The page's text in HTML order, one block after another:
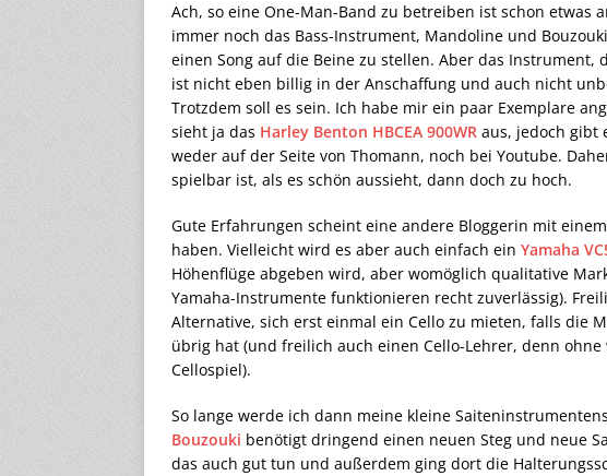
Ach, so eine One-Man-Band zu betreiben ist schon etwas
immer noch das Bass-Instrument, Mandoline und
einen Song auf die Beine zu stellen. Aber das Instrument,
ist nicht eben billig in der Anschaffung und auch nicht
Trotzdem soll es sein. Ich habe mir ein paar Exemplare
sieht ja das Harley Benton HBCEA 900WR aus, jedoch gibt
weder auf der Seite von Thomann, noch bei Youtube.
spielbar ist, als es schön aussieht, dann doch zu hoch.
Gute Erfahrungen scheint eine andere Bloggerin mit einem
haben. Vielleicht wird es aber auch einfach ein Yamaha
Höhenflüge abgeben wird, aber womöglich qualitative
Yamaha-Instrumente funktionieren recht zuverlässig).
Alternative, sich erst einmal ein Cello zu mieten, falls die
übrig hat (und freilich auch einen Cello-Lehrer, denn
Cellospiel).
So lange werde ich dann meine kleine
Bouzouki benötigt dringend einen neuen Steg und neue
das auch gut tun und außerdem ging dort die